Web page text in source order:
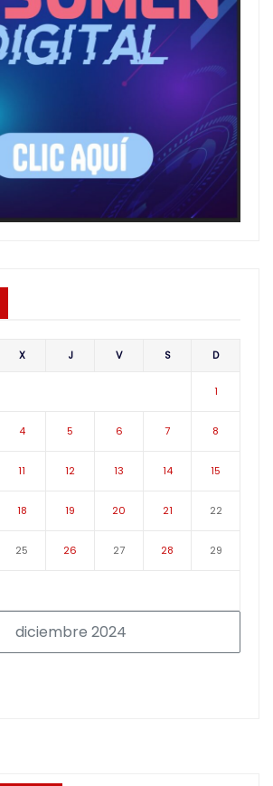
diciembre 2024
X J V S D
1
4 5 6 7 8
11 12 13 14 15
18 19 20 21 22
25 26 27 28 29